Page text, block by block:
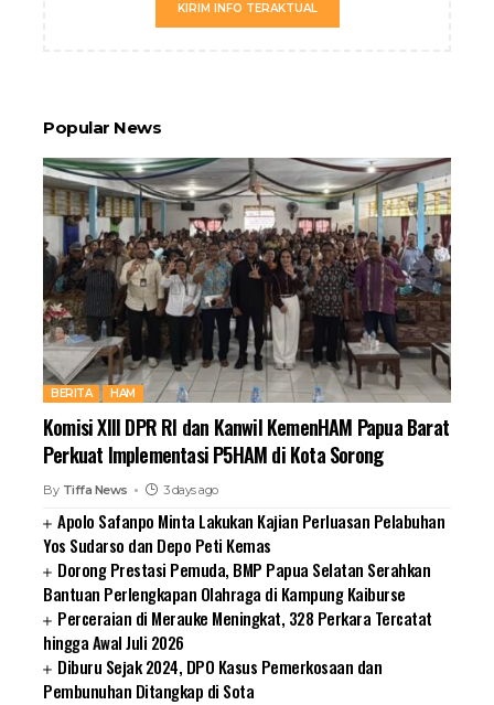
KIRIM INFO TERAKTUAL
Popular News
BERITA HAM
Komisi XIII DPR RI dan Kanwil KemenHAM Papua Barat
Perkuat Implementasi P5HAM di Kota Sorong
By Tiffa News 3 days ago
Apolo Safanpo Minta Lakukan Kajian Perluasan Pelabuhan
Yos Sudarso dan Depo Peti Kemas
Dorong Prestasi Pemuda, BMP Papua Selatan Serahkan
Bantuan Perlengkapan Olahraga di Kampung Kaiburse
Perceraian di Merauke Meningkat, 328 Perkara Tercatat
hingga Awal Juli 2026
Diburu Sejak 2024, DPO Kasus Pemerkosaan dan
Pembunuhan Ditangkap di Sota